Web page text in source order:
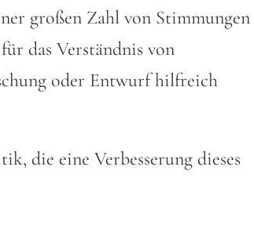
großen Zahl von Stimmungen
das Verständnis von
oder Entwurf hilfreich
die eine Verbesserung dieses